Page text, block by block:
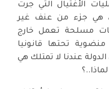
الأغتيال التي جرت
هي جزء من عنف غير
مسلحة تعمل خارج
تحتها قانونيا
عندنا لا تمتلك هي